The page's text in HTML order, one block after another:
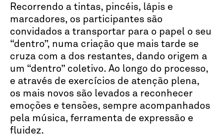
Recorrendo a tintas, pincéis, lápis e
marcadores, os participantes são
convidados a transportar para o papel o seu
“dentro”, numa criação que mais tarde se
cruza com a dos restantes, dando origem a
um “dentro” coletivo. Ao longo do processo,
e através de exercícios de atenção plena,
os mais novos são levados a reconhecer
emoções e tensões, sempre acompanhados
pela música, ferramenta de expressão e
fluidez.